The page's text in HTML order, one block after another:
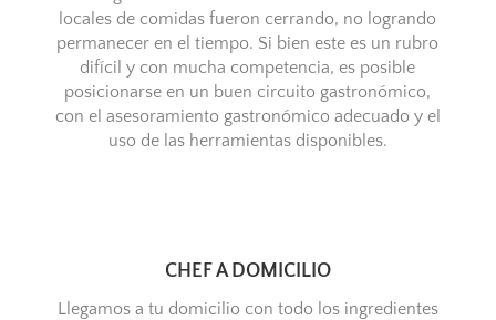
locales de comidas fueron cerrando, no logrando
permanecer en el tiempo. Si bien este es un rubro
difícil y con mucha competencia, es posible
posicionarse en un buen circuito gastronómico,
con el asesoramiento gastronómico adecuado y el
uso de las herramientas disponibles.
CHEF A DOMICILIO
Llegamos a tu domicilio con todo los ingredientes